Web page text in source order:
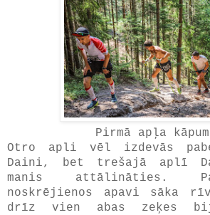
Pirmā apļa
Otro apli vēl izdevās
Daini, bet trešajā aplī
manis attālināties.
noskrējienos apavi sāka
drīz vien abas zeķes